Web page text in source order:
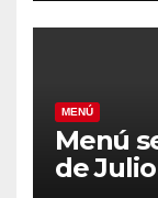
MENÚ
Menú
de